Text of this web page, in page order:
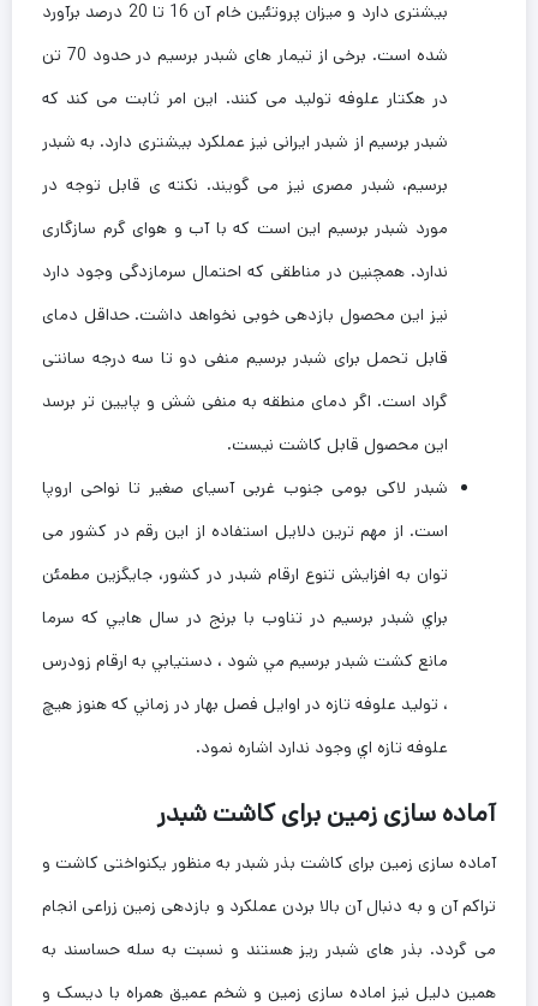
بیشتری دارد و میزان پروتئین خام آن 16 تا 20 درصد برآورد
شده است. برخی از تیمار های شبدر برسیم در حدود 70 تن
در هکتار علوفه تولید می کنند. این امر ثابت می کند که
شبدر برسیم از شبدر ایرانی نیز عملکرد بیشتری دارد. به شبدر
برسیم، شبدر مصری نیز می گویند. نکته ی قابل توجه در
مورد شبدر برسیم این است که با آب و هوای گرم سازگاری
ندارد. همچنین در مناطقی که احتمال سرمازدگی وجود دارد
نیز این محصول بازدهی خوبی نخواهد داشت. حداقل دمای
قابل تحمل برای شبدر برسیم منفی دو تا سه درجه سانتی
گراد است. اگر دمای منطقه به منفی شش و پایین تر برسد
این محصول قابل کاشت نیست.
شبدر لاکی بومی جنوب غربی آسیای صغیر تا نواحی اروپا
است. از مهم ترین دلایل استفاده از این رقم در کشور می
توان به افزایش تنوع ارقام شبدر در کشور، جايگزين مطمئن
براي شبدر برسيم در تناوب با برنج در سال هايي كه سرما
مانع كشت شبدر برسيم مي شود ، دستيابي به ارقام زودرس
، توليد علوفه تازه در اوايل فصل بهار در زماني كه هنوز هيچ
علوفه تازه اي وجود ندارد اشاره نمود.
آماده سازی زمین برای کاشت شبدر
آماده سازی زمین برای کاشت بذر شبدر به منظور یکنواختی کاشت و
تراکم آن و به دنبال آن بالا بردن عملکرد و بازدهی زمین زراعی انجام
می گردد. بذر های شبدر ریز هستند و نسبت به سله حساسند به
همین دلیل نیز اماده سازی زمین و شخم عمیق همراه با دیسک و